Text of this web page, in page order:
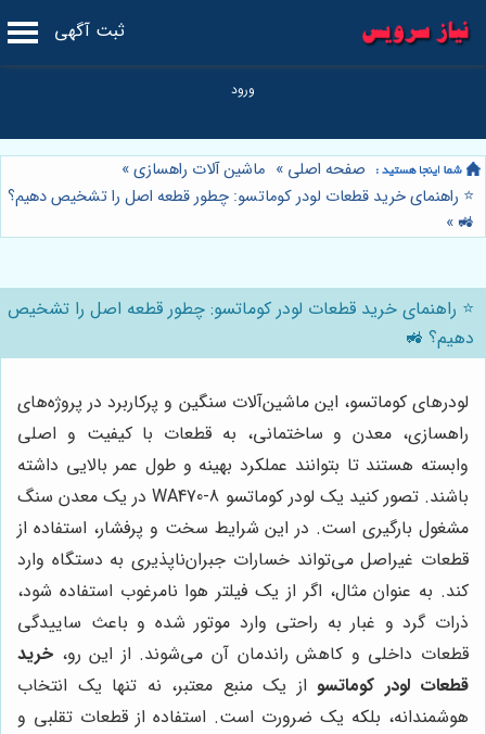
ثبت آگهی
صفحه اصلی » ماشین آلات راهسازی»
⭐️ راهنمای خرید قطعات لودر کوماتسو: چطور قطعه اصل را تشخیص دهیم؟
🚜
»
⭐️ راهنمای خرید قطعات لودر کوماتسو: چطور قطعه اصل را تشخیص
دهیم؟ 🚜
لودرهای کوماتسو، این ماشین‌آلات سنگین و پرکاربرد در پروژه‌های
راهسازی، معدن و ساختمانی، به قطعات با کیفیت و اصلی
وابسته هستند تا بتوانند عملکرد بهینه و طول عمر بالایی داشته
باشند. تصور کنید یک لودر کوماتسو WA470-8 در یک معدن سنگ
مشغول بارگیری است. در این شرایط سخت و پرفشار، استفاده از
قطعات غیراصل می‌تواند خسارات جبران‌ناپذیری به دستگاه وارد
کند. به عنوان مثال، اگر از یک فیلتر هوا نامرغوب استفاده شود،
ذرات گرد و غبار به راحتی وارد موتور شده و باعث ساییدگی
قطعات داخلی و کاهش راندمان آن می‌شوند. از این رو، خرید
قطعات لودر کوماتسو از یک منبع معتبر، نه تنها یک انتخاب
هوشمندانه، بلکه یک ضرورت است. استفاده از قطعات تقلبی و